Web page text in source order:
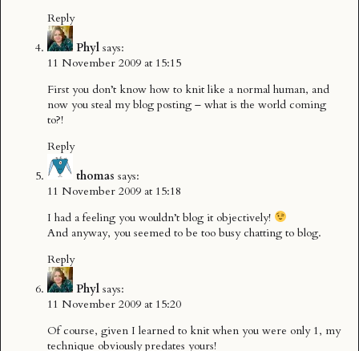
Reply
Phyl says:
11 November 2009 at 15:15
First you don’t know how to knit like a normal human, and
now you steal my blog posting – what is the world coming
to?!
Reply
thomas says:
11 November 2009 at 15:18
I had a feeling you wouldn’t blog it objectively!
And anyway, you seemed to be too busy chatting to blog.
Reply
Phyl says:
11 November 2009 at 15:20
Of course, given I learned to knit when you were only 1, my
technique obviously predates yours!